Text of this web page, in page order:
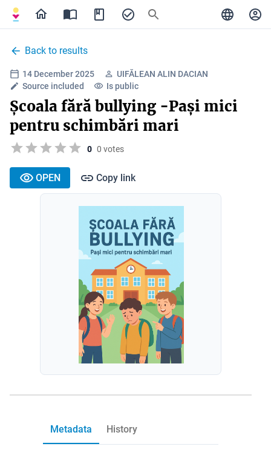
Back to results
14 December 2025
UIFĂLEAN ALIN DACIAN
Source included
Is public
Școala fără bullying -Pași mici
pentru schimbări mari
0 0 votes
OPEN Copy link
Metadata History